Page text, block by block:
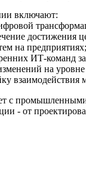
включают:
достижения
на предприятиях;
ИТ-команд
на
взаимодействия
с
- от